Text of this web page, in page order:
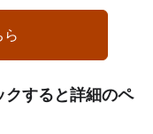
クすると詳細のペ